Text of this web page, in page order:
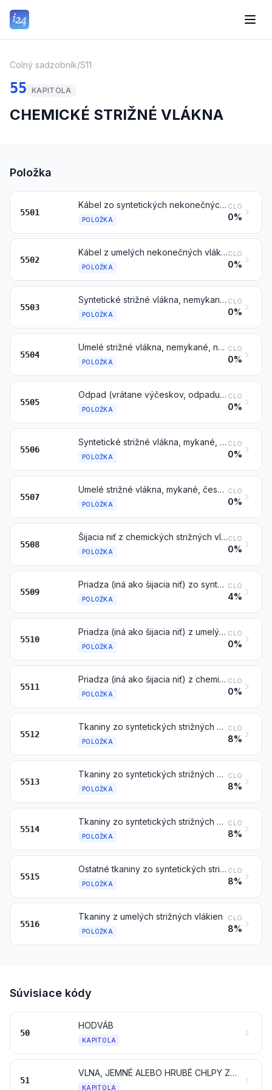
Colný sadzobník/S11
55 KAPITOLA
CHEMICKÉ STRIŽNÉ VLÁKNA
Položka
5501
Kábel zo syntetických nekonečných vlákien
POLOŽKA
CLO
0%
5502
Kábel z umelých nekonečných vlákien
POLOŽKA
CLO
0%
5503
Syntetické strižné vlákna, nemykané, nečesané ani inak spracované na spriadanie
POLOŽKA
CLO
0%
5504
Umelé strižné vlákna, nemykané, nečesané ani inak spracované na spriadanie
POLOŽKA
CLO
0%
5505
Odpad (vrátane výčeskov, odpadu z priadze a trhaného materiálu) z chemických vlákien
POLOŽKA
CLO
0%
5506
Syntetické strižné vlákna, mykané, česané alebo inak spracované na spriadanie
POLOŽKA
CLO
0%
5507
Umelé strižné vlákna, mykané, česané alebo inak spracované na spriadanie
POLOŽKA
CLO
0%
5508
Šijacia niť z chemických strižných vlákien, tiež upravená na predaj v malom
POLOŽKA
CLO
0%
5509
Priadza (iná ako šijacia niť) zo syntetických strižných vlákien, neupravená na predaj v malom
POLOŽKA
CLO
4%
5510
Priadza (iná ako šijacia niť) z umelých strižných vlákien, neupravená na predaj v malom
POLOŽKA
CLO
0%
5511
Priadza (iná ako šijacia niť) z chemických strižných vlákien, upravená na predaj v malom
POLOŽKA
CLO
0%
5512
Tkaniny zo syntetických strižných vlákien, obsahujúce 85 hmotnostných % alebo viac syntetických strižných vlákien
POLOŽKA
CLO
8%
5513
Tkaniny zo syntetických strižných vlákien, obsahujúce menej ako 85 hmotnostných % týchto vlákien, v zmesi hlavne alebo výlučne s bavlnou, s plošnou hmotnosťou nepresahujúcou 170 g/m²
POLOŽKA
CLO
8%
5514
Tkaniny zo syntetických strižných vlákien, obsahujúce menej ako 85 hmotnostných % týchto vlákien, v zmesi hlavne alebo výlučne s bavlnou, s plošnou hmotnosťou presahujúcou 170 g/m²
POLOŽKA
CLO
8%
5515
Ostatné tkaniny zo syntetických strižných vlákien
POLOŽKA
CLO
8%
5516
Tkaniny z umelých strižných vlákien
POLOŽKA
CLO
8%
Súvisiace kódy
50
HODVÁB
KAPITOLA
51
VLNA, JEMNÉ ALEBO HRUBÉ CHLPY ZVIERAT; PRIADZA Z VLÁSIA A TKANINY Z VLÁSIA
KAPITOLA